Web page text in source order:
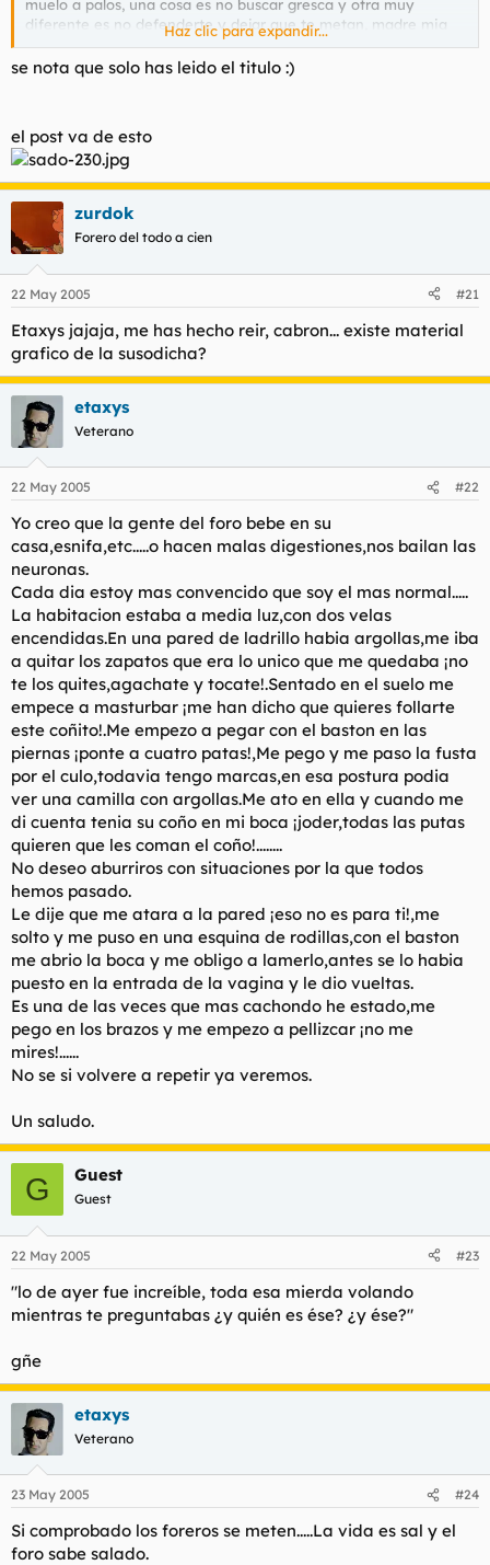
muelo a palos, una cosa es no buscar gresca y otra muy
diferente es no defenderte y dejar que te metan, madre mia
chabal que mierda eres, para que te dejas pegar, donde esta tu
dignidad? y encima siendo el otro un pimpin tirillas como
Haz clic para expandir...
se nota que solo has leido el titulo :)
el post va de esto
zurdok
Forero del todo a cien
22 May 2005 #21
Etaxys jajaja, me has hecho reir, cabron... existe material
grafico de la susodicha?
etaxys
Veterano
22 May 2005 #22
Yo creo que la gente del foro bebe en su
casa,esnifa,etc.....o hacen malas digestiones,nos bailan las
neuronas.
Cada dia estoy mas convencido que soy el mas normal.....
La habitacion estaba a media luz,con dos velas
encendidas.En una pared de ladrillo habia argollas,me iba
a quitar los zapatos que era lo unico que me quedaba ¡no
te los quites,agachate y tocate!.Sentado en el suelo me
empece a masturbar ¡me han dicho que quieres follarte
este coñito!.Me empezo a pegar con el baston en las
piernas ¡ponte a cuatro patas!,Me pego y me paso la fusta
por el culo,todavia tengo marcas,en esa postura podia
ver una camilla con argollas.Me ato en ella y cuando me
di cuenta tenia su coño en mi boca ¡joder,todas las putas
quieren que les coman el coño!........
No deseo aburriros con situaciones por la que todos
hemos pasado.
Le dije que me atara a la pared ¡eso no es para ti!,me
solto y me puso en una esquina de rodillas,con el baston
me abrio la boca y me obligo a lamerlo,antes se lo habia
puesto en la entrada de la vagina y le dio vueltas.
Es una de las veces que mas cachondo he estado,me
pego en los brazos y me empezo a pellizcar ¡no me
mires!......
No se si volvere a repetir ya veremos.
Un saludo.
G Guest
Guest
22 May 2005 #23
"lo de ayer fue increíble, toda esa mierda volando
mientras te preguntabas ¿y quién es ése? ¿y ése?"
gñe
etaxys
Veterano
23 May 2005 #24
Si comprobado los foreros se meten.....La vida es sal y el
foro sabe salado.